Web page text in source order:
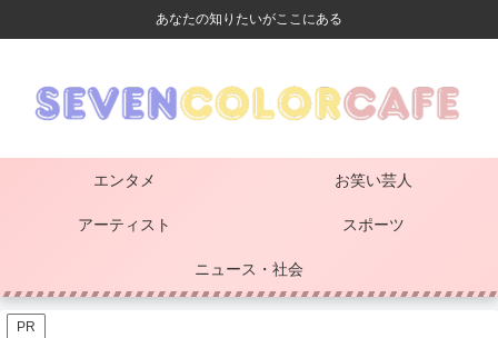
あなたの知りたいがここにある
エンタメ お笑い芸人
アーティスト スポーツ
ニュース・社会
PR